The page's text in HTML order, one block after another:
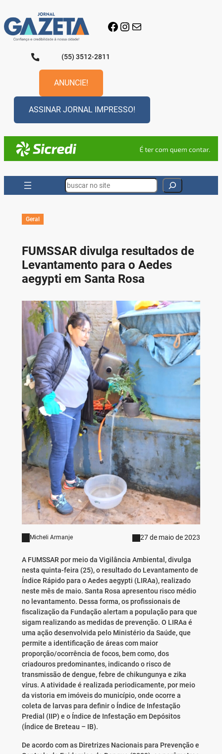
para
o
conteúdo
Facebook
Instagram
E-mail
(55) 3512-2811
ANUNCIE!
ASSINAR JORNAL IMPRESSO!
Search
Geral
FUMSSAR divulga resultados de
Levantamento para o Aedes
aegypti em Santa Rosa
Micheli Armanje 27 de maio de 2023
A FUMSSAR por meio da Vigilância Ambiental, divulga
nesta quinta-feira (25), o resultado do Levantamento de
Índice Rápido para o Aedes aegypti (LIRAa), realizado
neste mês de maio. Santa Rosa apresentou risco médio
no levantamento. Dessa forma, os profissionais de
fiscalização da Fundação alertam a população para que
sigam realizando as medidas de prevenção. O LIRAa é
uma ação desenvolvida pelo Ministério da Saúde, que
permite a identificação de áreas com maior
proporção/ocorrência de focos, bem como, dos
criadouros predominantes, indicando o risco de
transmissão de dengue, febre de chikungunya e zika
vírus. A atividade é realizada periodicamente, por meio
da vistoria em imóveis do município, onde ocorre a
coleta de larvas para definir o Índice de Infestação
Predial (IIP) e o Índice de Infestação em Depósitos
(Índice de Breteau – IB).
De acordo com as Diretrizes Nacionais para Prevenção e